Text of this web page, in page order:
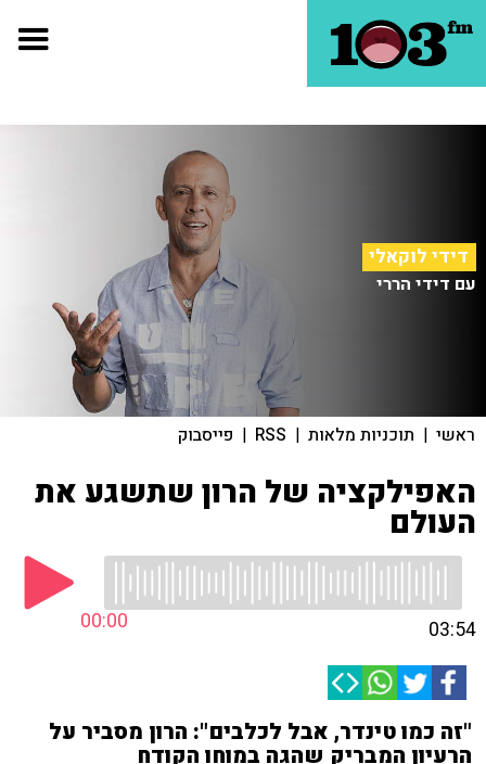
דידי לוקאלי
עם דידי הררי
ראשי | תוכניות מלאות |
RSS
| פייסבוק
האפילקציה של הרון שתשגע את
העולם
00:00 03:54
"זה כמו טינדר, אבל לכלבים": הרון מסביר על
הרעיון המבריק שהגה במוחו הקודח